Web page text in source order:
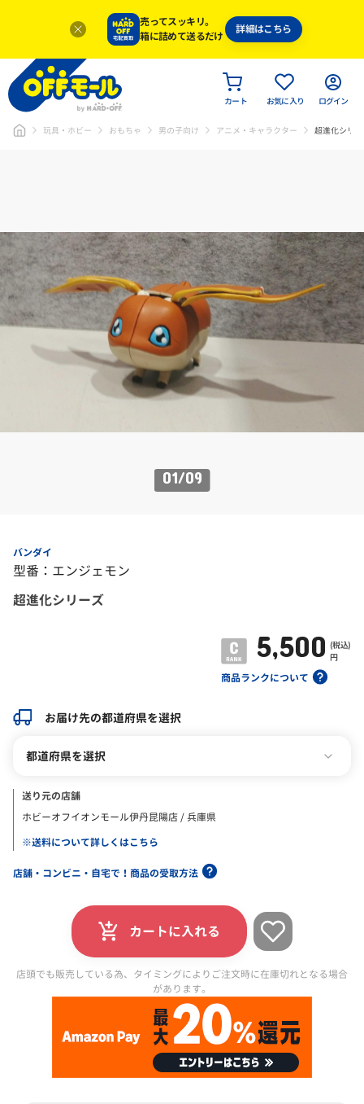
売ってスッキリ。
箱に詰めて送るだけ
詳細はこちら
カート お気に入り ログイン
玩具・ホビー おもちゃ 男の子向け アニメ・キャラクター 超進化シリ
01/09
バンダイ
型番：エンジェモン
超進化シリーズ
商品ランクについて
5,500 (税込)
円
お届け先の都道府県を選択
都道府県を選択
送り元の店舗
ホビーオフイオンモール伊丹昆陽店 / 兵庫県
※送料について詳しくはこちら
店舗・コンビニ・自宅で！商品の受取方法
カートに入れる
店頭でも販売している為、タイミングによりご注文時に在庫切れとなる場合
があります。